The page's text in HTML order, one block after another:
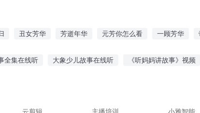
丑女芳华 芳逝年华 元芳你怎么看 一顾芳华
全集在线听 大象少儿故事在线听 《听妈妈讲故事》视频
云剪辑
主播培训 小雅智能